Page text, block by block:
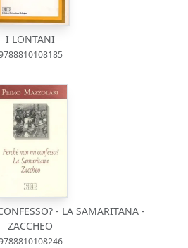
I LONTANI
- LA SAMARITANA -
ZACCHEO